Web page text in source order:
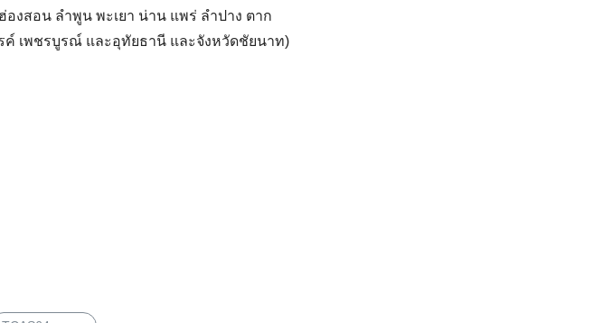
องสอน ลำพูน พะเยา น่าน แพร่ ลำปาง ตาก
เพชรบูรณ์ และอุทัยธานี และจังหวัดชัยนาท)